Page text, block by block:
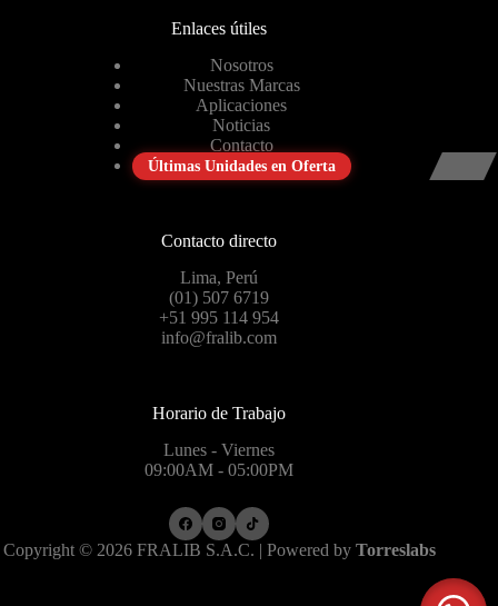
Enlaces útiles
Nosotros
Nuestras Marcas
Aplicaciones
Noticias
Contacto
Últimas Unidades en Oferta
Contacto directo
Lima, Perú
(01) 507 6719
+51 995 114 954
info@fralib.com
Horario de Trabajo
Lunes - Viernes
09:00AM - 05:00PM
Copyright © 2026 FRALIB S.A.C. | Powered by Torreslabs